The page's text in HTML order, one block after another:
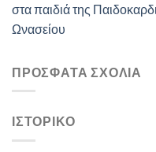
στα παιδιά της
Ωνασείου
ΠΡΌΣΦΑΤΑ ΣΧΌΛΙΑ
ΙΣΤΟΡΙΚΌ